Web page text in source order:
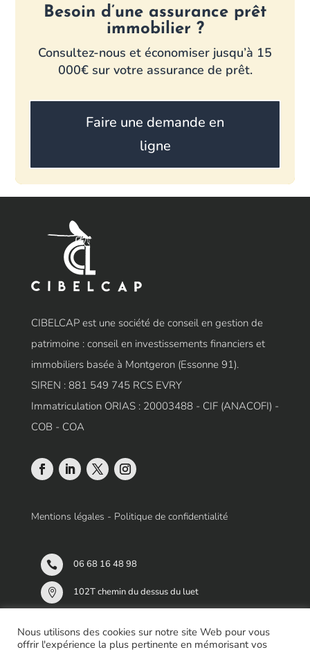
Besoin d’une assurance prêt
immobilier ?
Consultez-nous et économiser jusqu’à 15
000€ sur votre assurance de prêt.
Faire une demande en
ligne
CIBELCAP est une société de conseil en gestion de
patrimoine : conseil en investissements financiers et
immobiliers basée à Montgeron (Essonne 91).
SIREN : 881 549 745 RCS EVRY
Immatriculation ORIAS : 20003488 - CIF (ANACOFI) -
COB - COA
Mentions légales - Politique de confidentialité
 06 68 16 48 98

102T chemin du dessus du luet
91 230 MONTGERON
Sur Rendez-Vous
Nous utilisons des cookies sur notre site Web pour vous
offrir l'expérience la plus pertinente en mémorisant vos